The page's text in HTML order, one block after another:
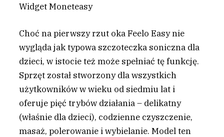
Widget Moneteasy
Choć na pierwszy rzut oka Feelo Easy nie
wygląda jak typowa szczoteczka soniczna dla
dzieci, w istocie też może spełniać tę funkcję.
Sprzęt został stworzony dla wszystkich
użytkowników w wieku od siedmiu lat i
oferuje pięć trybów działania – delikatny
(właśnie dla dzieci), codzienne czyszczenie,
masaż, polerowanie i wybielanie. Model ten